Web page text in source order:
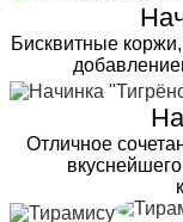
Бисквитные
Отличное